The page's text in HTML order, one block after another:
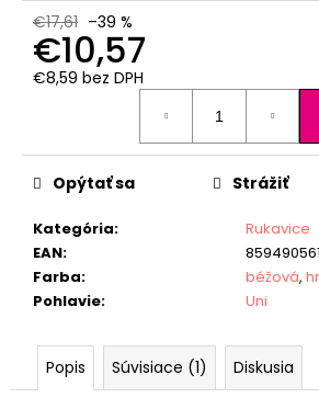
€17,61 –39 %
€10,57
€8,59 bez DPH
Kategória:
Rukavice
EAN:
Farba: béžová,
Pohlavie: Uni
Opýtať sa Strážiť
Popis Súvisiace (1) Diskusia